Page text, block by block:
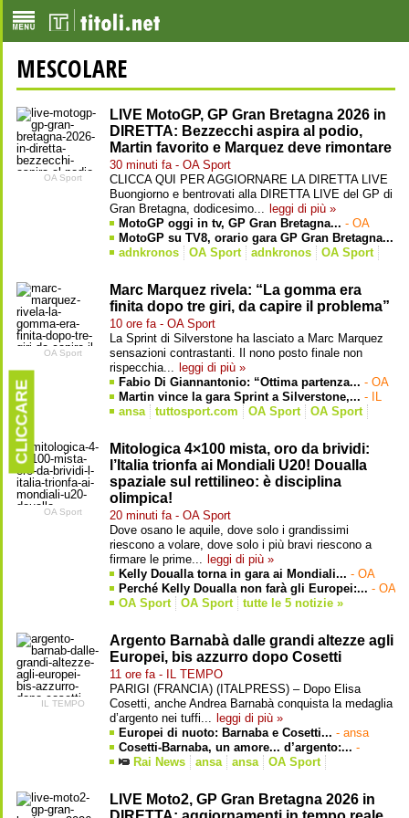
MESCOLARE
OA Sport
LIVE MotoGP, GP Gran Bretagna 2026 in
DIRETTA: Bezzecchi aspira al podio,
Martin favorito e Marquez deve rimontare
30 minuti fa - OA Sport
CLICCA QUI PER AGGIORNARE LA DIRETTA LIVE
Buongiorno e bentrovati alla DIRETTA LIVE del GP di
Gran Bretagna, dodicesimo... leggi di più »
MotoGP oggi in tv, GP Gran Bretagna... - OA
Sport
MotoGP su TV8, orario gara GP Gran Bretagna...
- OA Sport
adnkronos OA Sport adnkronos
OA Sport
OA Sport
Marc Marquez rivela: “La gomma era
finita dopo tre giri, da capire il problema”
10 ore fa - OA Sport
La Sprint di Silverstone ha lasciato a Marc Marquez
sensazioni contrastanti. Il nono posto finale non
rispecchia... leggi di più »
Fabio Di Giannantonio: “Ottima partenza... - OA
Sport
Martin vince la gara Sprint a Silverstone,... - IL
TEMPO
ansa tuttosport.com OA Sport
OA Sport
OA Sport
Mitologica 4×100 mista, oro da brividi:
l’Italia trionfa ai Mondiali U20! Doualla
spaziale sul rettilineo: è disciplina
olimpica!
20 minuti fa - OA Sport
Dove osano le aquile, dove solo i grandissimi
riescono a volare, dove solo i più bravi riescono a
firmare le prime... leggi di più »
Kelly Doualla torna in gara ai Mondiali... - OA
Sport
Perché Kelly Doualla non farà gli Europei:... - OA
Sport
OA Sport OA Sport tutte le 5 notizie »
IL TEMPO
Argento Barnabà dalle grandi altezze agli
Europei, bis azzurro dopo Cosetti
11 ore fa - IL TEMPO
PARIGI (FRANCIA) (ITALPRESS) – Dopo Elisa
Cosetti, anche Andrea Barnabà conquista la medaglia
d’argento nei tuffi... leggi di più »
Europei di nuoto: Barnaba e Cosetti... - ansa
Cosetti-Barnaba, un amore... d’argento:... -
adnkronos
Rai News ansa ansa
OA Sport
LIVE Moto2, GP Gran Bretagna 2026 in
CLICCARE